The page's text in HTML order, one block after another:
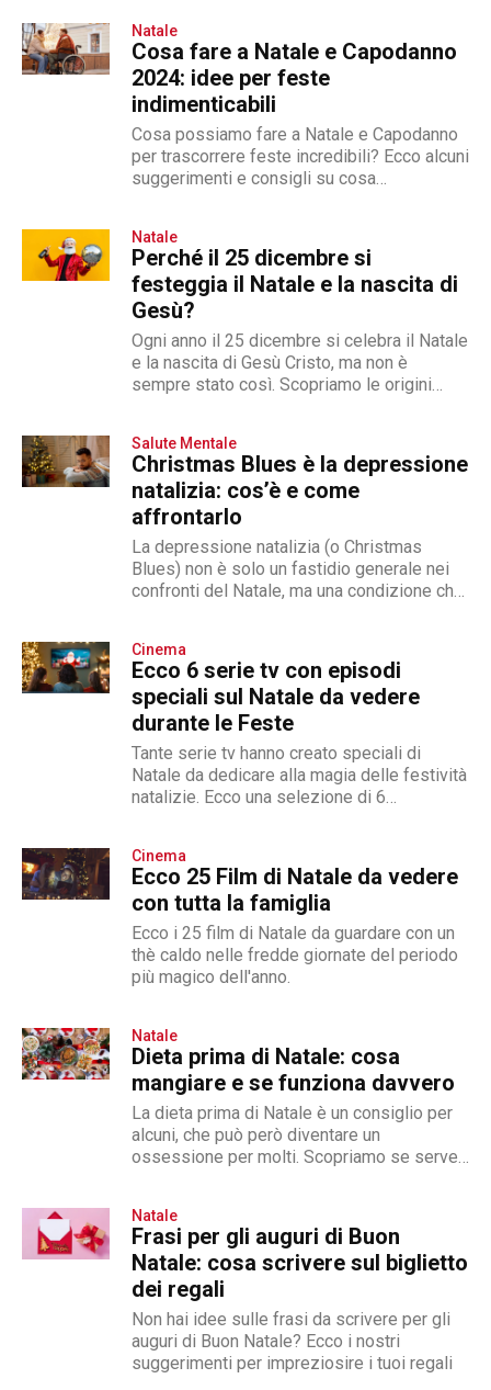
Natale
Cosa fare a Natale e Capodanno
2024: idee per feste
indimenticabili
Cosa possiamo fare a Natale e Capodanno
per trascorrere feste incredibili? Ecco alcuni
suggerimenti e consigli su cosa
Natale
Perché il 25 dicembre si
festeggia il Natale e la nascita di
Gesù?
Ogni anno il 25 dicembre si celebra il Natale
e la nascita di Gesù Cristo, ma non è
sempre stato così. Scopriamo le origini
Salute Mentale
Christmas Blues è la depressione
natalizia: cos’è e come
affrontarlo
La depressione natalizia (o Christmas
Blues) non è solo un fastidio generale nei
confronti del Natale, ma una condizione che
Cinema
Ecco 6 serie tv con episodi
speciali sul Natale da vedere
durante le Feste
Tante serie tv hanno creato speciali di
Natale da dedicare alla magia delle festività
natalizie. Ecco una selezione di 6
Cinema
Ecco 25 Film di Natale da vedere
con tutta la famiglia
Ecco i 25 film di Natale da guardare con un
thè caldo nelle fredde giornate del periodo
più magico dell'anno.
Natale
Dieta prima di Natale: cosa
mangiare e se funziona davvero
La dieta prima di Natale è un consiglio per
alcuni, che può però diventare un
ossessione per molti. Scopriamo se serve
Natale
Frasi per gli auguri di Buon
Natale: cosa scrivere sul biglietto
dei regali
Non hai idee sulle frasi da scrivere per gli
auguri di Buon Natale? Ecco i nostri
suggerimenti per impreziosire i tuoi regali